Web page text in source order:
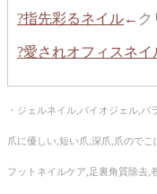
?指先彩るネイル← ク
?愛されオフィスネイ
・ジェルネイル,バイオジェル,
爪に優しい,短い爪,深爪,爪ので
フットネイルケア,足裏角質除去,